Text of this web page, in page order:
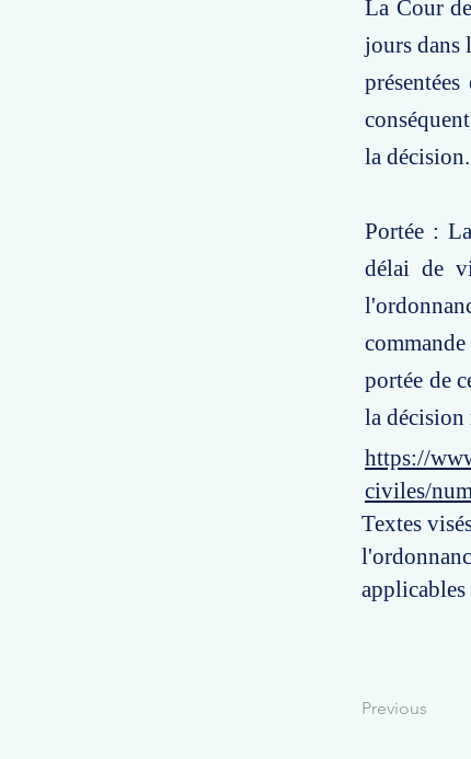
La Cour
jours dans
la décision.
Portée :
délai de
portée de
la décision
https://
civiles/
Textes
Previous